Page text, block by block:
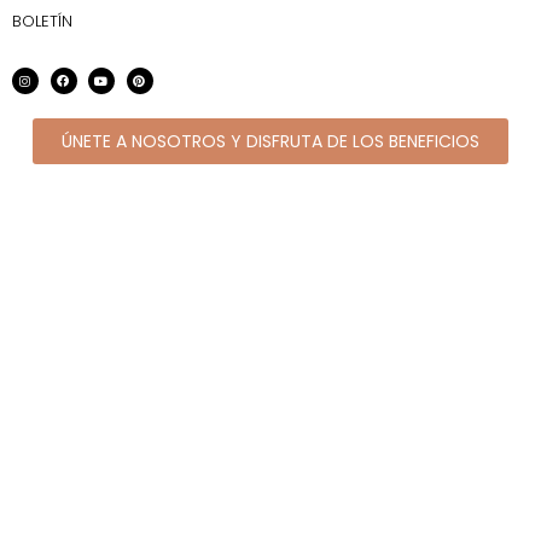
BOLETÍN
ÚNETE A NOSOTROS Y DISFRUTA DE LOS BENEFICIOS